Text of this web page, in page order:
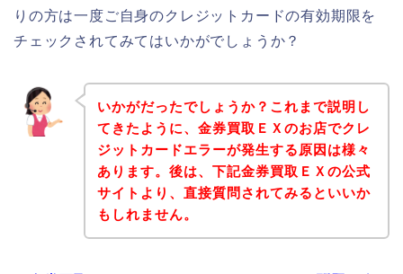
りの方は一度ご自身のクレジットカードの有効期限を
チェックされてみてはいかがでしょうか？
いかがだったでしょうか？これまで説明し
てきたように、金券買取ＥＸのお店でクレ
ジットカードエラーが発生する原因は様々
あります。後は、下記金券買取ＥＸの公式
サイトより、直接質問されてみるといいか
もしれません。